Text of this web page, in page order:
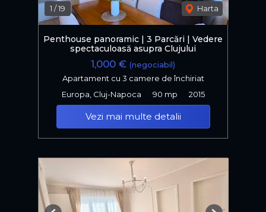
1 /19 Harta
Penthouse panoramic | 3 Parcări | Vedere
spectaculoasă asupra Clujului
1,000 € (negociabil)
Apartament cu 3 camere de închiriat
Europa, Cluj-Napoca
90 mp 2015
Vezi mai multe detalii